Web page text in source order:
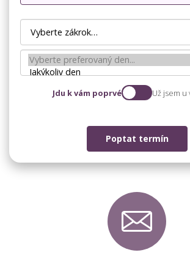
Jdu k vám poprvé Už jsem u
Poptat termín